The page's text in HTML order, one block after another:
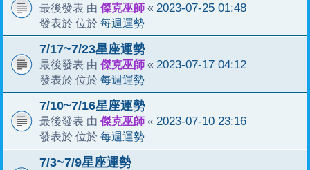
最後發表 由 傑克巫師 « 2023-07-25 01:48
發表於 位於 每週運勢
7/17~7/23星座運勢
最後發表 由 傑克巫師 « 2023-07-17 04:12
發表於 位於 每週運勢
7/10~7/16星座運勢
最後發表 由 傑克巫師 « 2023-07-10 23:16
發表於 位於 每週運勢
7/3~7/9星座運勢